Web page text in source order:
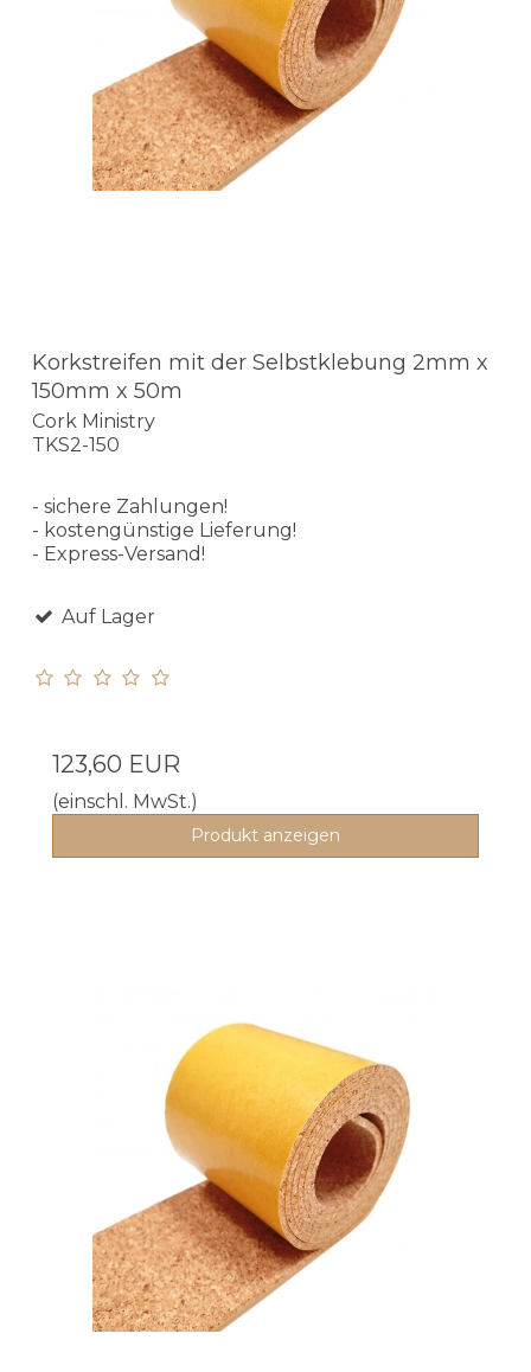
Korkstreifen mit der Selbstklebung 2mm x
150mm x 50m
Cork Ministry
TKS2-150
- sichere Zahlungen!
- kostengünstige Lieferung!
- Express-Versand!
Auf Lager
123,60 EUR
(einschl. MwSt.)
Produkt anzeigen